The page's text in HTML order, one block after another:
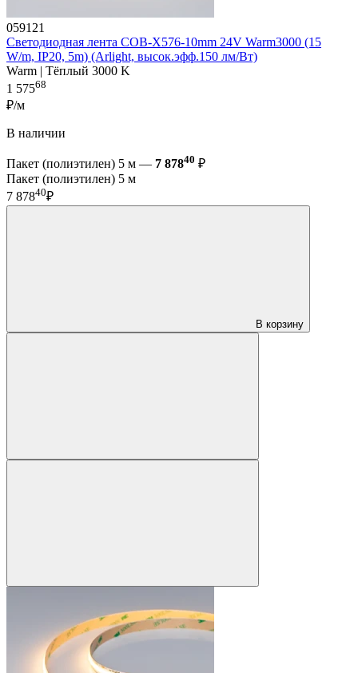
059121
Светодиодная лента COB-X576-10mm 24V Warm3000 (15
W/m, IP20, 5m) (Arlight, высок.эфф.150 лм/Вт)
Warm | Тёплый 3000 K
1 57568
₽/м
В наличии
Пакет (полиэтилен) 5 м — 7 87840 ₽
Пакет (полиэтилен) 5 м
7 87840₽
В корзину